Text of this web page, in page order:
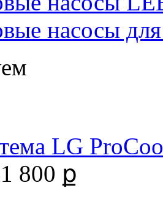
насосы
LG
800 ք